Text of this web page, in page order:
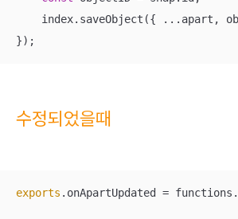
index.saveObject({ ...apart,
});
수정되었을때
exports .onApartUpdated =